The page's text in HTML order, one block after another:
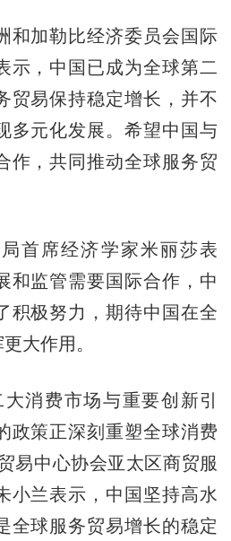
加勒比经济委员会国际
示，中国已成为全球第二
贸易保持稳定增长，并不
多元化发展。希望中国与
作，共同推动全球服务贸
席经济学家米丽莎表
和监管需要国际合作，中
积极努力，期待中国在全
大作用。
消费市场与重要创新引
政策正深刻重塑全球消费
易中心协会亚太区商贸服
小兰表示，中国坚持高水
全球服务贸易增长的稳定